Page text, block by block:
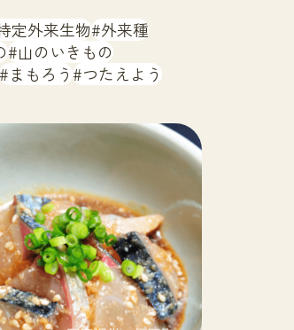
定外来生物 外来種
山のいきもの
まもろう つたえよう